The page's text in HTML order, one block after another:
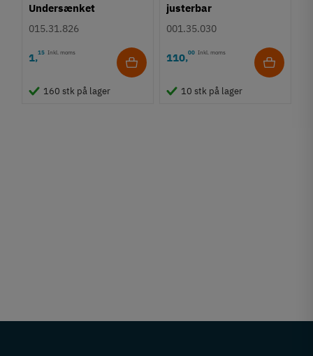
Undersænket
Fuldgevind Ø4,0 - PZ2
015.31.826
1,15 Inkl. moms
160 stk på lager
justerbar
001.35.030
110,00 Inkl. moms
10 stk på lager